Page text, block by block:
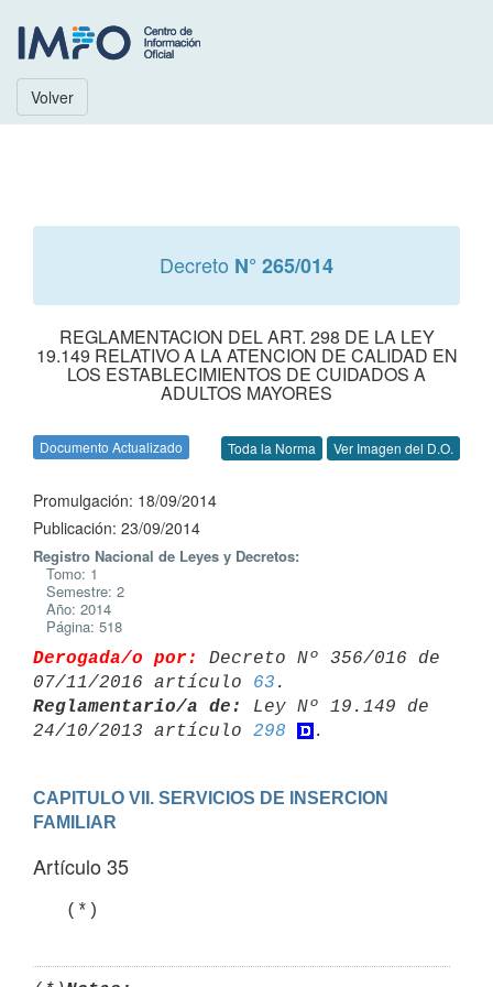
Volver
Decreto N° 265/014
REGLAMENTACION DEL ART. 298 DE LA LEY
19.149 RELATIVO A LA ATENCION DE CALIDAD EN
LOS ESTABLECIMIENTOS DE CUIDADOS A
ADULTOS MAYORES
Documento Actualizado Toda la Norma Ver Imagen del D.O.
Promulgación: 18/09/2014
Publicación: 23/09/2014
Registro Nacional de Leyes y Decretos:
Tomo: 1
Semestre: 2
Año: 2014
Página: 518
Derogada/o por:
Decreto Nº 356/016 de
07/11/2016 artículo 63
Reglamentario/a de:
Ley Nº 19.149 de
24/10/2013 artículo 298
CAPITULO VII. SERVICIOS DE INSERCION
FAMILIAR
Artículo 35
   (*)